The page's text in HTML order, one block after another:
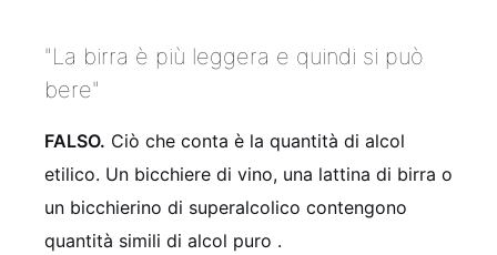
"La birra è più leggera e quindi si può
bere"
FALSO. Ciò che conta è la quantità di alcol
etilico. Un bicchiere di vino, una lattina di birra o
un bicchierino di superalcolico contengono
quantità simili di alcol puro .